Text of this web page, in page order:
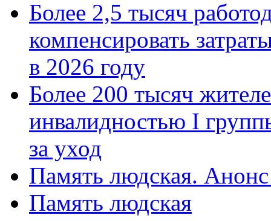
Более 2,5 тысяч
компенсировать
в 2026 году
Более 200 тысяч
инвалидностью I
за уход
Память людская.
Память людская